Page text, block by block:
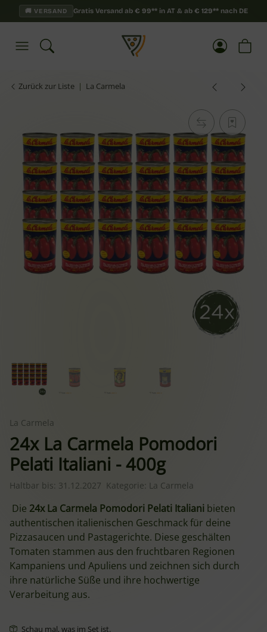
🚚 VERSAND Gratis Versand ab € 99** in AT & ab € 129** nach DE
Zurück zur Liste La Carmela
La Carmela
24x La Carmela Pomodori
Pelati Italiani - 400g
Haltbar bis: 31.12.2027 Kategorie: La Carmela
Die 24x La Carmela Pomodori Pelati Italiani bieten
authentischen italienischen Geschmack für deine
Pizzasaucen und Pastagerichte. Diese geschälten
Tomaten stammen aus den fruchtbaren Regionen
Kampaniens und Apuliens und zeichnen sich durch
ihre natürliche Süße und ihre hochwertige
Verarbeitung aus.
Schau mal, was im Set ist.